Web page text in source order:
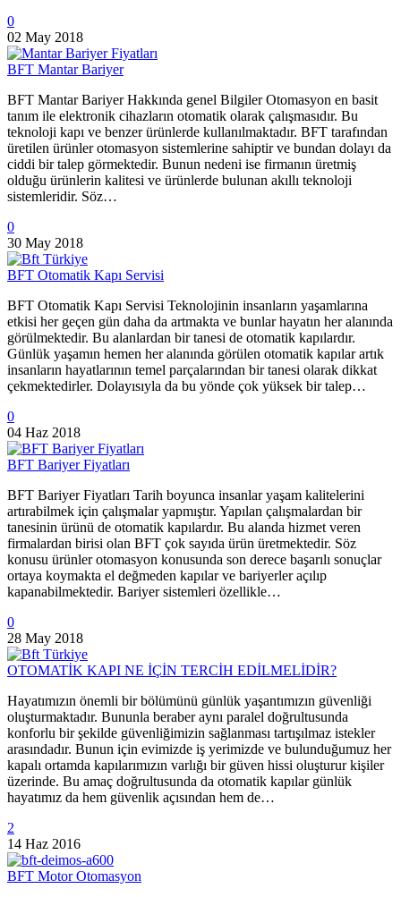
0
02 May 2018
BFT Mantar Bariyer
BFT Mantar Bariyer Hakkında genel Bilgiler Otomasyon en basit
tanım ile elektronik cihazların otomatik olarak çalışmasıdır. Bu
teknoloji kapı ve benzer ürünlerde kullanılmaktadır. BFT tarafından
üretilen ürünler otomasyon sistemlerine sahiptir ve bundan dolayı da
ciddi bir talep görmektedir. Bunun nedeni ise firmanın üretmiş
olduğu ürünlerin kalitesi ve ürünlerde bulunan akıllı teknoloji
sistemleridir. Söz…
0
30 May 2018
BFT Otomatik Kapı Servisi
BFT Otomatik Kapı Servisi Teknolojinin insanların yaşamlarına
etkisi her geçen gün daha da artmakta ve bunlar hayatın her alanında
görülmektedir. Bu alanlardan bir tanesi de otomatik kapılardır.
Günlük yaşamın hemen her alanında görülen otomatik kapılar artık
insanların hayatlarının temel parçalarından bir tanesi olarak dikkat
çekmektedirler. Dolayısıyla da bu yönde çok yüksek bir talep…
0
04 Haz 2018
BFT Bariyer Fiyatları
BFT Bariyer Fiyatları Tarih boyunca insanlar yaşam kalitelerini
artırabilmek için çalışmalar yapmıştır. Yapılan çalışmalardan bir
tanesinin ürünü de otomatik kapılardır. Bu alanda hizmet veren
firmalardan birisi olan BFT çok sayıda ürün üretmektedir. Söz
konusu ürünler otomasyon konusunda son derece başarılı sonuçlar
ortaya koymakta el değmeden kapılar ve bariyerler açılıp
kapanabilmektedir. Bariyer sistemleri özellikle…
0
28 May 2018
OTOMATİK KAPI NE İÇİN TERCİH EDİLMELİDİR?
Hayatımızın önemli bir bölümünü günlük yaşantımızın güvenliği
oluşturmaktadır. Bununla beraber aynı paralel doğrultusunda
konforlu bir şekilde güvenliğimizin sağlanması tartışılmaz istekler
arasındadır. Bunun için evimizde iş yerimizde ve bulunduğumuz her
kapalı ortamda kapılarımızın varlığı bir güven hissi oluşturur kişiler
üzerinde. Bu amaç doğrultusunda da otomatik kapılar günlük
hayatımız da hem güvenlik açısından hem de…
2
14 Haz 2016
BFT Motor Otomasyon